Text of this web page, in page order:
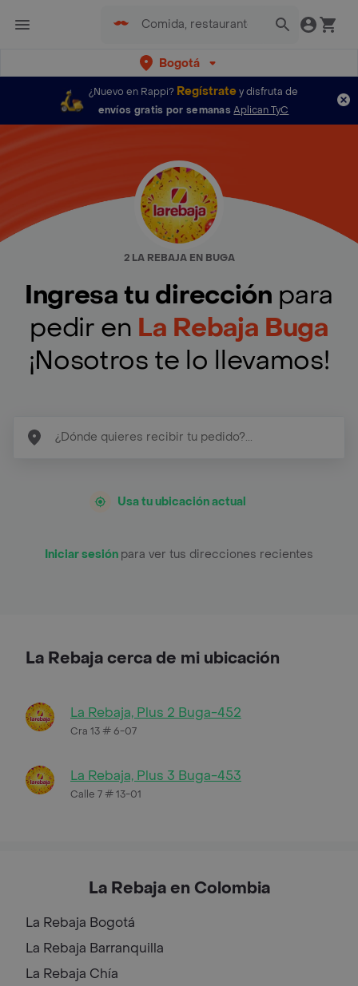
Bogotá
¿Nuevo en Rappi? Regístratey disfruta de
envíos gratis por semanas Aplican TyC
2 LA REBAJA EN BUGA
Ingresa tu dirección para
pedir en La Rebaja Buga
¡Nosotros te lo llevamos!
Usa tu ubicación actual
Iniciar sesión para ver tus direcciones recientes
La Rebaja cerca de mi ubicación
La Rebaja, Plus 2 Buga-452
Cra 13 # 6-07
La Rebaja, Plus 3 Buga-453
Calle 7 # 13-01
La Rebaja en Colombia
La Rebaja Bogotá
La Rebaja Barranquilla
La Rebaja Chía